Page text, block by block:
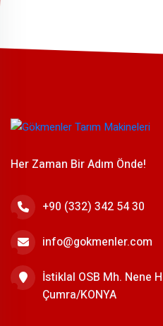
Her Zaman Bir Adım Önde!
+90 (332) 342 54 30
info@gokmenler.com
İstiklal OSB Mh. Nene
Çumra/KONYA